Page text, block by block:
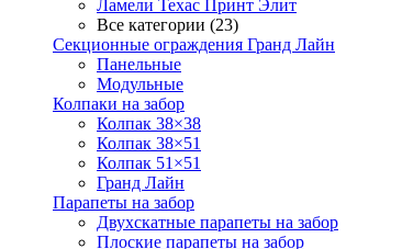
Ламели Техас Принт Элит
Все категории (23)
Секционные ограждения Гранд Лайн
Панельные
Модульные
Колпаки на забор
Колпак 38×38
Колпак 38×51
Колпак 51×51
Гранд Лайн
Парапеты на забор
Двухскатные парапеты на забор
Плоские парапеты на забор